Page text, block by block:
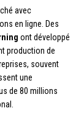
avec
en ligne. Des
ont développé
production de
souvent
une
de 80 millions